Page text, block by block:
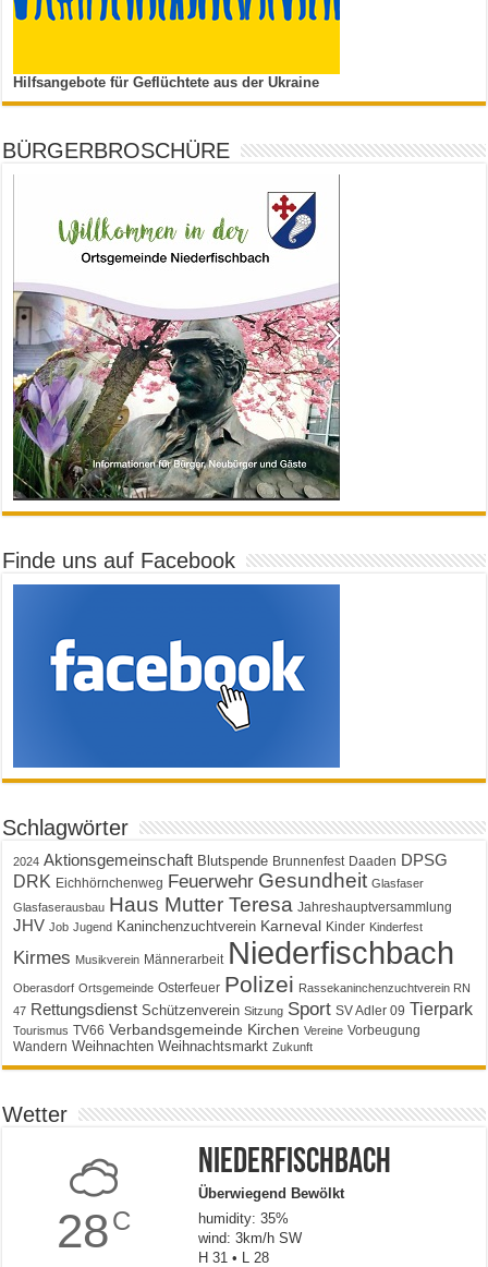
Hilfsangebote für Geflüchtete aus der Ukraine
BÜRGERBROSCHÜRE
Finde uns auf Facebook
Schlagwörter
2024 Aktionsgemeinschaft Blutspende Brunnenfest Daaden DPSG
DRK Eichhörnchenweg Feuerwehr Gesundheit Glasfaser
Glasfaserausbau Haus Mutter Teresa Jahreshauptversammlung
JHV Job Jugend Kaninchenzuchtverein Karneval Kinder Kinderfest
Kirmes Musikverein Männerarbeit Niederfischbach
Oberasdorf Ortsgemeinde Osterfeuer Polizei Rassekaninchenzuchtverein RN
47 Rettungsdienst Schützenverein Sitzung Sport SV Adler 09 Tierpark
Tourismus TV66 Verbandsgemeinde Kirchen Vereine Vorbeugung
Wandern Weihnachten Weihnachtsmarkt Zukunft
Wetter
28C
Niederfischbach
Überwiegend Bewölkt
humidity: 35%
wind: 3km/h SW
H 31 • L 28